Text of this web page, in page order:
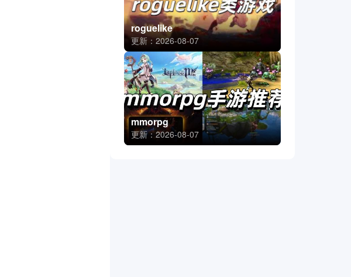
roguelike
更新：2026-08-07
mmorpg
更新：2026-08-07